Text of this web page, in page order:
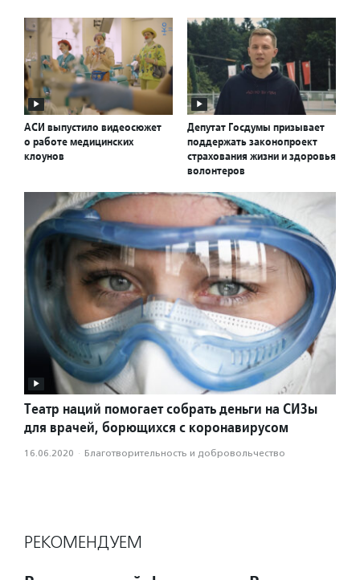
АСИ выпустило видеосюжет
о работе медицинских
клоунов
Депутат Госдумы призывает
поддержать законопроект
страхования жизни и здоровья
волонтеров
Театр наций помогает собрать деньги на СИЗы
для врачей, борющихся с коронавирусом
16.06.2020 · Благотвори­тель­ность и доброволь­чест­во
РЕКОМЕНДУЕМ